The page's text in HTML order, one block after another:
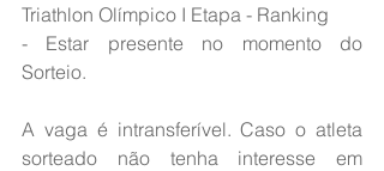
Triathlon Olímpico I Etapa - Ranking
- Estar presente no momento do
Sorteio.
A vaga é intransferível. Caso o atleta
sorteado não tenha interesse em